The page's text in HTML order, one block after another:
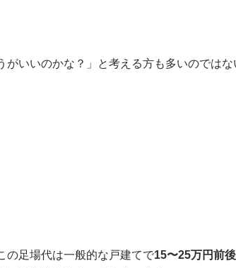
がいいのかな？」
と考える方も多いのでは
の足場代は一般的な戸建てで15〜25万円前後